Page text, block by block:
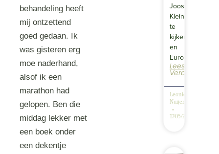
behandeling heeft
mij ontzettend
goed gedaan. Ik
was gisteren erg
moe naderhand,
alsof ik een
marathon had
gelopen. Ben die
middag lekker met
een boek onder
een dekentje
Joost
Klein
te
kijken
en
Europapa…
Lees
Verder
Leonie
Nuijen
17/05/2025